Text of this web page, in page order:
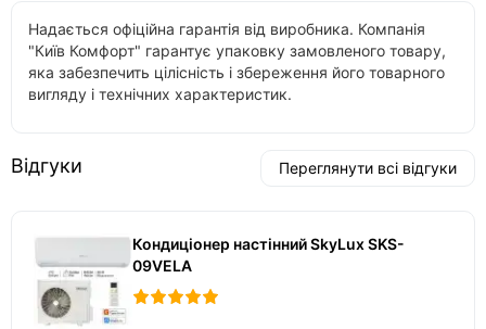
Надається офіційна гарантія від виробника. Компанія
"Київ Комфорт" гарантує упаковку замовленого товару,
яка забезпечить цілісність і збереження його товарного
вигляду і технічних характеристик.
Відгуки Переглянути всі відгуки
Кондиціонер настінний SkyLux SKS-
09VELA